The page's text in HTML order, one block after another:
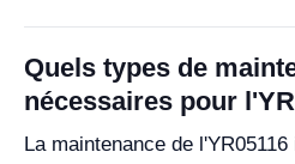
Quels types de
nécessaires pour
La maintenance de